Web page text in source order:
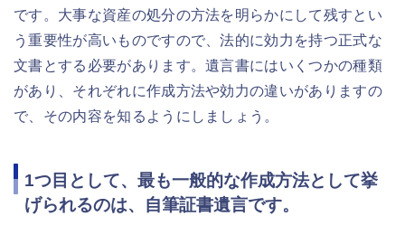
です。大事な資産の処分の方法を明らかにして残すとい
う重要性が高いものですので、法的に効力を持つ正式な
文書とする必要があります。遺言書にはいくつかの種類
があり、それぞれに作成方法や効力の違いがありますの
で、その内容を知るようにしましょう。
1つ目として、最も一般的な作成方法として挙
げられるのは、自筆証書遺言です。